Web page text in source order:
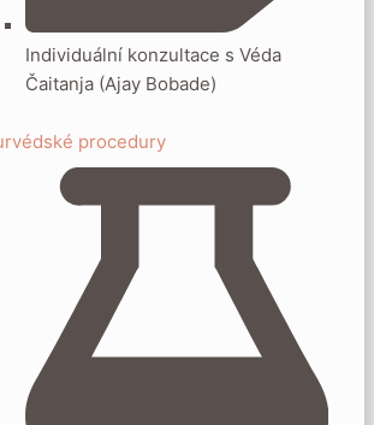
Individuální konzultace s Véda
Čaitanja (Ajay Bobade)
procedury